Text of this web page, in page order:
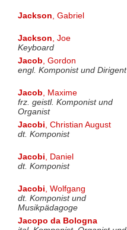
Jackson , Gabriel
Jackson , Joe
Keyboard
Jacob , Gordon
engl. Komponist und Dirigent
Jacob , Maxime
frz. geistl. Komponist und
Organist
Jacobi , Christian August
dt. Komponist
Jacobi , Daniel
dt. Komponist
Jacobi , Wolfgang
dt. Komponist und
Musikpädagoge
Jacopo da Bologna